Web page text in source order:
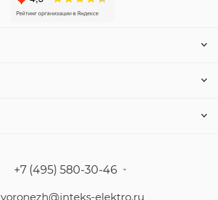
+7 (495) 580-30-46
voronezh@inteks-elektro.ru